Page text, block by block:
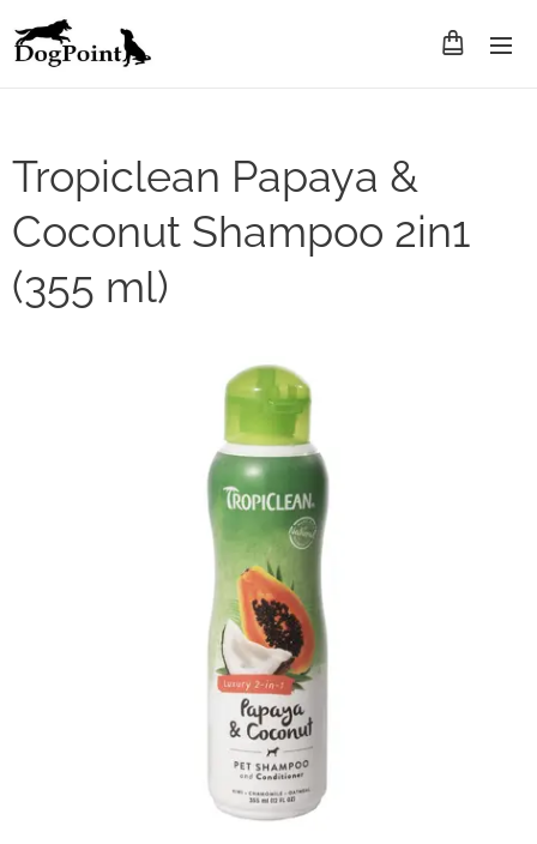
Tropiclean Papaya &
Coconut Shampoo 2in1
(355 ml)